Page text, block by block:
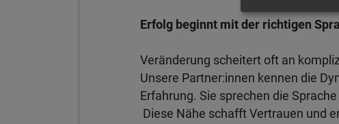
Erfolg beginnt mit der richtigen
Veränderung scheitert oft an
Unsere Partner:innen kennen die
Erfahrung. Sie sprechen die
Diese Nähe schafft Vertrauen und